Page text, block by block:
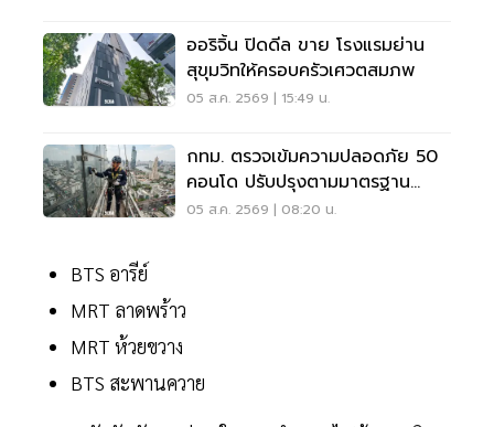
ออริจิ้น ปิดดีล ขาย โรงแรมย่าน
สุขุมวิทให้ครอบครัวเศวตสมภพ
05 ส.ค. 2569 | 15:49 น.
กทม. ตรวจเข้มความปลอดภัย 50
คอนโด ปรับปรุงตามมาตรฐาน
เคร่งครัด
05 ส.ค. 2569 | 08:20 น.
BTS อารีย์
MRT ลาดพร้าว
MRT ห้วยขวาง
BTS สะพานควาย